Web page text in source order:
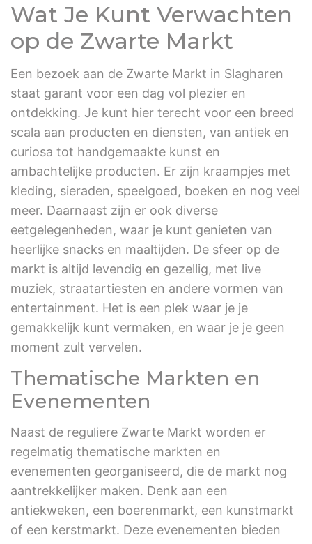
Wat Je Kunt Verwachten
op de Zwarte Markt
Een bezoek aan de Zwarte Markt in Slagharen
staat garant voor een dag vol plezier en
ontdekking. Je kunt hier terecht voor een breed
scala aan producten en diensten, van antiek en
curiosa tot handgemaakte kunst en
ambachtelijke producten. Er zijn kraampjes met
kleding, sieraden, speelgoed, boeken en nog veel
meer. Daarnaast zijn er ook diverse
eetgelegenheden, waar je kunt genieten van
heerlijke snacks en maaltijden. De sfeer op de
markt is altijd levendig en gezellig, met live
muziek, straatartiesten en andere vormen van
entertainment. Het is een plek waar je je
gemakkelijk kunt vermaken, en waar je je geen
moment zult vervelen.
Thematische Markten en
Evenementen
Naast de reguliere Zwarte Markt worden er
regelmatig thematische markten en
evenementen georganiseerd, die de markt nog
aantrekkelijker maken. Denk aan een
antiekweken, een boerenmarkt, een kunstmarkt
of een kerstmarkt. Deze evenementen bieden